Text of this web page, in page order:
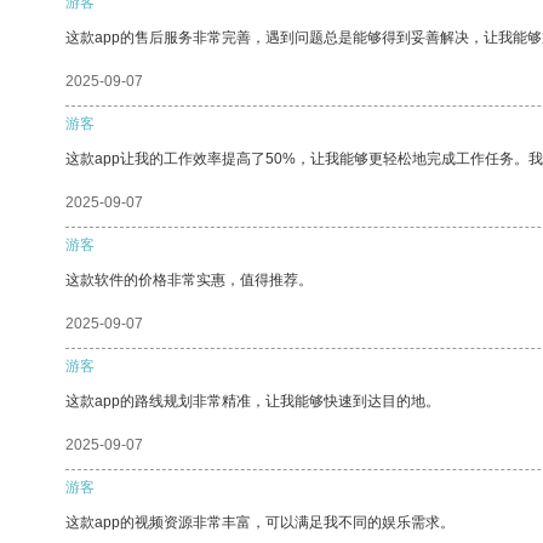
这款app的售后服务非常完善，遇到问题总是能够得到妥善解决，让我能
2025-09-07
游客
这款app让我的工作效率提高了50%，让我能够更轻松地完成工作任务。
2025-09-07
游客
这款软件的价格非常实惠，值得推荐。
2025-09-07
游客
这款app的路线规划非常精准，让我能够快速到达目的地。
2025-09-07
游客
这款app的视频资源非常丰富，可以满足我不同的娱乐需求。